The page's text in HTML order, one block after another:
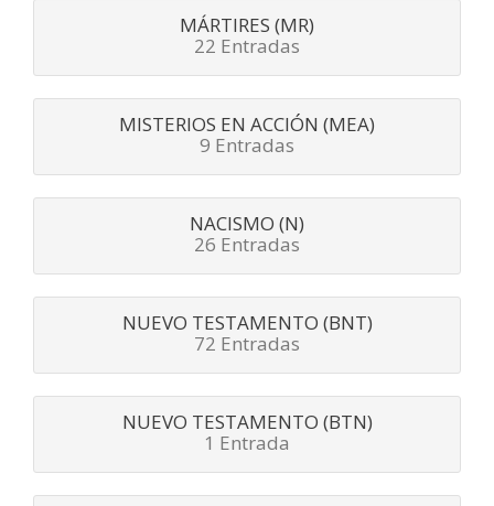
MÁRTIRES (MR)
22 Entradas
MISTERIOS EN ACCIÓN (MEA)
9 Entradas
NACISMO (N)
26 Entradas
NUEVO TESTAMENTO (BNT)
72 Entradas
NUEVO TESTAMENTO (BTN)
1 Entrada